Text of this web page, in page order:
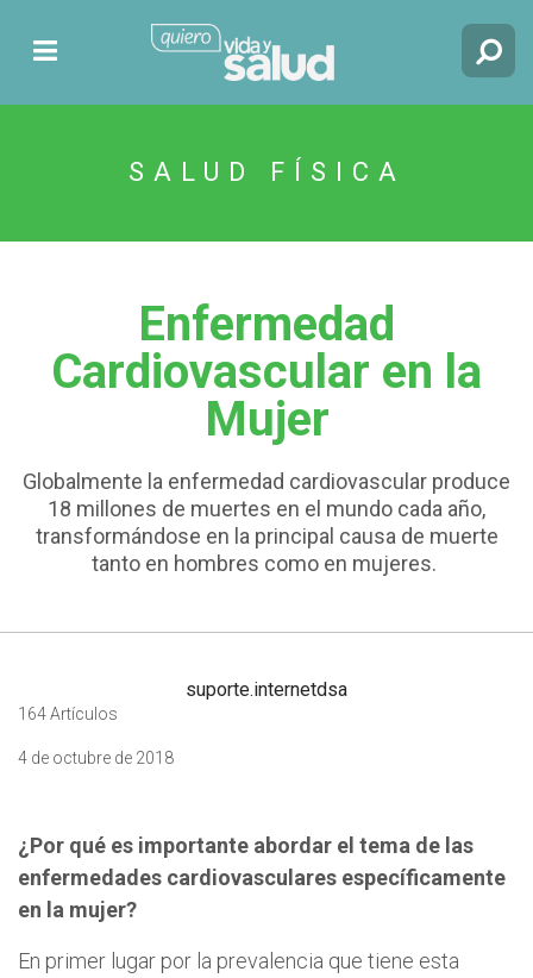
SALUD FÍSICA
Enfermedad
Cardiovascular en la
Mujer
Globalmente la enfermedad cardiovascular produce
18 millones de muertes en el mundo cada año,
transformándose en la principal causa de muerte
tanto en hombres como en mujeres.
suporte.internetdsa
164 Artículos
4 de octubre de 2018
¿Por qué es importante abordar el tema de las
enfermedades cardiovasculares específicamente
en la mujer?
En primer lugar por la prevalencia que tiene esta